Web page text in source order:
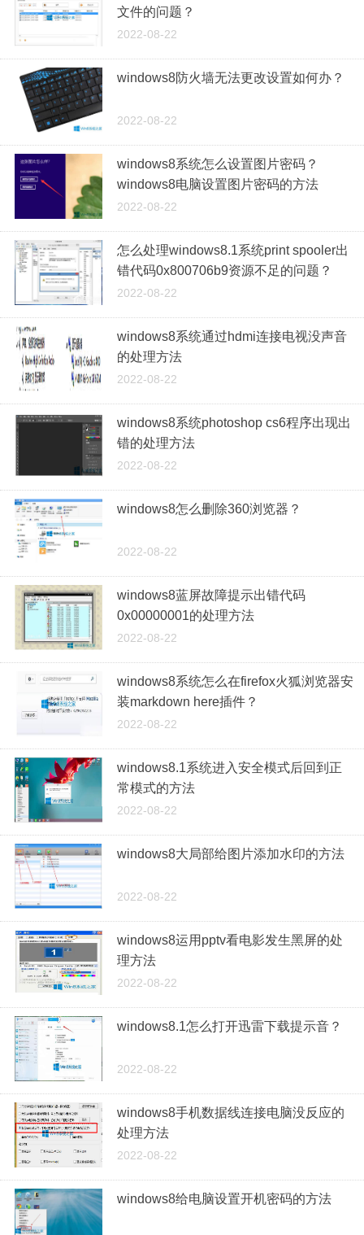
文件的问题？
2022-08-22
windows8防火墙无法更改设置如何办？
2022-08-22
windows8系统怎么设置图片密码？
windows8电脑设置图片密码的方法
2022-08-22
怎么处理windows8.1系统print spooler出
错代码0x800706b9资源不足的问题？
2022-08-22
windows8系统通过hdmi连接电视没声音
的处理方法
2022-08-22
windows8系统photoshop cs6程序出现出
错的处理方法
2022-08-22
windows8怎么删除360浏览器？
2022-08-22
windows8蓝屏故障提示出错代码
0x00000001的处理方法
2022-08-22
windows8系统怎么在firefox火狐浏览器安
装markdown here插件？
2022-08-22
windows8.1系统进入安全模式后回到正
常模式的方法
2022-08-22
windows8大局部给图片添加水印的方法
2022-08-22
windows8运用pptv看电影发生黑屏的处
理方法
2022-08-22
windows8.1怎么打开迅雷下载提示音？
2022-08-22
windows8手机数据线连接电脑没反应的
处理方法
2022-08-22
windows8给电脑设置开机密码的方法